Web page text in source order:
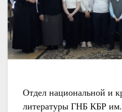
Отдел национальной и
литературы ГНБ КБР